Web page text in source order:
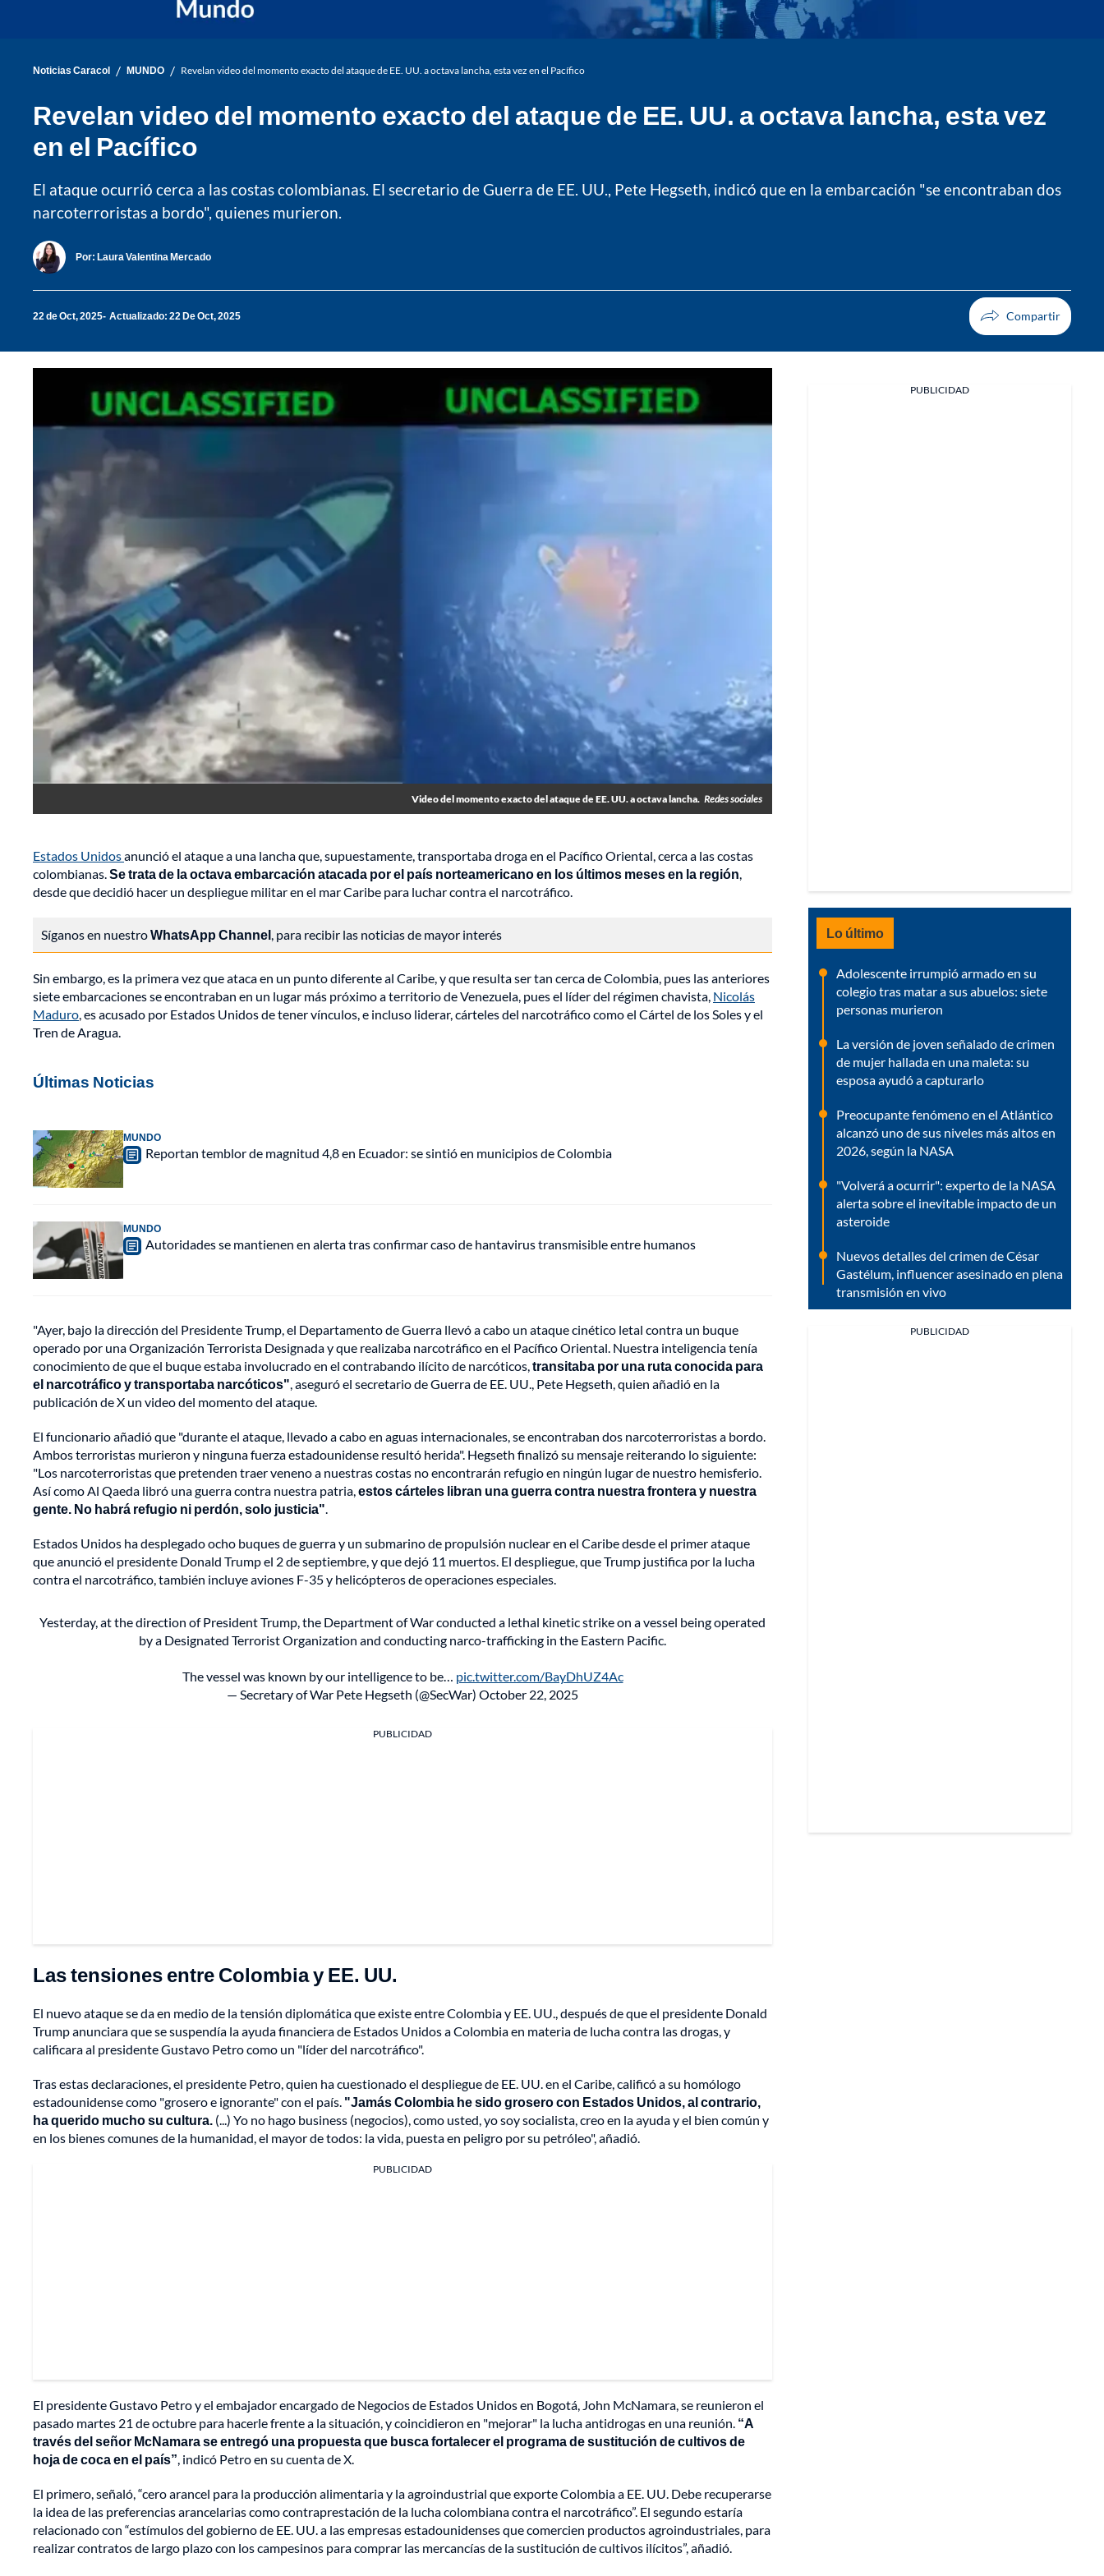
Noticias Caracol / MUNDO / Revelan video del momento exacto del ataque de EE. UU. a octava lancha, esta vez en el Pacífico
Revelan video del momento exacto del ataque de EE. UU. a octava lancha, esta vez
en el Pacífico
El ataque ocurrió cerca a las costas colombianas. El secretario de Guerra de EE. UU., Pete Hegseth, indicó que en la embarcación "se encontraban dos
narcoterroristas a bordo", quienes murieron.
Por: Laura Valentina Mercado
22 de Oct, 2025 Actualizado: 22 De Oct, 2025
Video del momento exacto del ataque de EE. UU. a octava lancha. Redes sociales
Estados Unidosanunció el ataque a una lancha que, supuestamente, transportaba droga en el Pacífico Oriental, cerca a las costas
colombianas.Se trata de la octava embarcación atacada por el país norteamericano en los últimos meses en la región,
desde que decidió hacer un despliegue militar en el mar Caribe para luchar contra el narcotráfico.
Síganos en nuestroWhatsApp Channel, para recibir las noticias de mayor interés
Sin embargo, es la primera vez que ataca en un punto diferente al Caribe, y que resulta ser tan cerca de Colombia, pues las anteriores
siete embarcaciones se encontraban en un lugar más próximo a territorio de Venezuela, pues el líder del régimen chavista, Nicolás
Maduro, es acusado por Estados Unidos de tener vínculos, e incluso liderar, cárteles del narcotráfico como el Cártel de los Soles y el
Tren de Aragua.
Últimas Noticias
MUNDO
Reportan temblor de magnitud 4,8 en Ecuador: se sintió en municipios de Colombia
MUNDO
Autoridades se mantienen en alerta tras confirmar caso de hantavirus transmisible entre humanos
"Ayer, bajo la dirección del Presidente Trump, el Departamento de Guerra llevó a cabo un ataque cinético letal contra un buque
operado por una Organización Terrorista Designada y que realizaba narcotráfico en el Pacífico Oriental. Nuestra inteligencia tenía
conocimiento de que el buque estaba involucrado en el contrabando ilícito de narcóticos,transitaba por una ruta conocida para
el narcotráfico y transportaba narcóticos", aseguró el secretario de Guerra de EE. UU., Pete Hegseth, quien añadió en la
publicación de X un video del momento del ataque.
El funcionario añadió que "durante el ataque, llevado a cabo en aguas internacionales, se encontraban dos narcoterroristas a bordo.
Ambos terroristas murieron y ninguna fuerza estadounidense resultó herida". Hegseth finalizó su mensaje reiterando lo siguiente:
"Los narcoterroristas que pretenden traer veneno a nuestras costas no encontrarán refugio en ningún lugar de nuestro hemisferio.
Así como Al Qaeda libró una guerra contra nuestra patria,estos cárteles libran una guerra contra nuestra frontera y nuestra
gente. No habrá refugio ni perdón, solo justicia".
Estados Unidos ha desplegado ocho buques de guerra y un submarino de propulsión nuclear en el Caribe desde el primer ataque
que anunció el presidente Donald Trump el 2 de septiembre, y que dejó 11 muertos. El despliegue, que Trump justifica por la lucha
contra el narcotráfico, también incluye aviones F-35 y helicópteros de operaciones especiales.
Yesterday, at the direction of President Trump, the Department of War conducted a lethal kinetic strike on a vessel being operated
by a Designated Terrorist Organization and conducting narco-trafficking in the Eastern Pacific.
The vessel was known by our intelligence to be… pic.twitter.com/BayDhUZ4Ac
— Secretary of War Pete Hegseth (@SecWar) October 22, 2025
PUBLICIDAD
Las tensiones entre Colombia y EE. UU.
El nuevo ataque se da en medio de la tensión diplomática que existe entre Colombia y EE. UU., después de que el presidente Donald
Trump anunciara que se suspendía la ayuda financiera de Estados Unidos a Colombia en materia de lucha contra las drogas, y
calificara al presidente Gustavo Petro como un "líder del narcotráfico".
Tras estas declaraciones, el presidente Petro, quien ha cuestionado el despliegue de EE. UU. en el Caribe, calificó a su homólogo
estadounidense como "grosero e ignorante" con el país. "Jamás Colombia he sido grosero con Estados Unidos, al contrario,
ha querido mucho su cultura. (...) Yo no hago business (negocios), como usted, yo soy socialista, creo en la ayuda y el bien común y
en los bienes comunes de la humanidad, el mayor de todos: la vida, puesta en peligro por su petróleo", añadió.
PUBLICIDAD
El presidente Gustavo Petro y el embajador encargado de Negocios de Estados Unidos en Bogotá, John McNamara, se reunieron el
pasado martes 21 de octubre para hacerle frente a la situación, y coincidieron en "mejorar" la lucha antidrogas en una reunión. “A
través del señor McNamara se entregó una propuesta que busca fortalecer el programa de sustitución de cultivos de
hoja de coca en el país”, indicó Petro en su cuenta de X.
El primero, señaló, “cero arancel para la producción alimentaria y la agroindustrial que exporte Colombia a EE. UU. Debe recuperarse
la idea de las preferencias arancelarias como contraprestación de la lucha colombiana contra el narcotráfico”. El segundo estaría
relacionado con “estímulos del gobierno de EE. UU. a las empresas estadounidenses que comercien productos agroindustriales, para
realizar contratos de largo plazo con los campesinos para comprar las mercancías de la sustitución de cultivos ilícitos”, añadió.
PUBLICIDAD
Lo último
Adolescente irrumpió armado en su
colegio tras matar a sus abuelos: siete
personas murieron
La versión de joven señalado de crimen
de mujer hallada en una maleta: su
esposa ayudó a capturarlo
Preocupante fenómeno en el Atlántico
alcanzó uno de sus niveles más altos en
2026, según la NASA
"Volverá a ocurrir": experto de la NASA
alerta sobre el inevitable impacto de un
asteroide
Nuevos detalles del crimen de César
Gastélum, influencer asesinado en plena
transmisión en vivo
PUBLICIDAD